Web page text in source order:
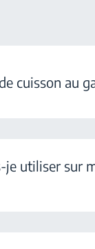
cuisson au
utiliser sur